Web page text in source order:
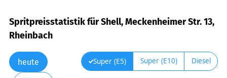
Spritpreisstatistik für Shell, Meckenheimer Str. 13,
Rheinbach
heute Super (E5) Super (E10) Diesel